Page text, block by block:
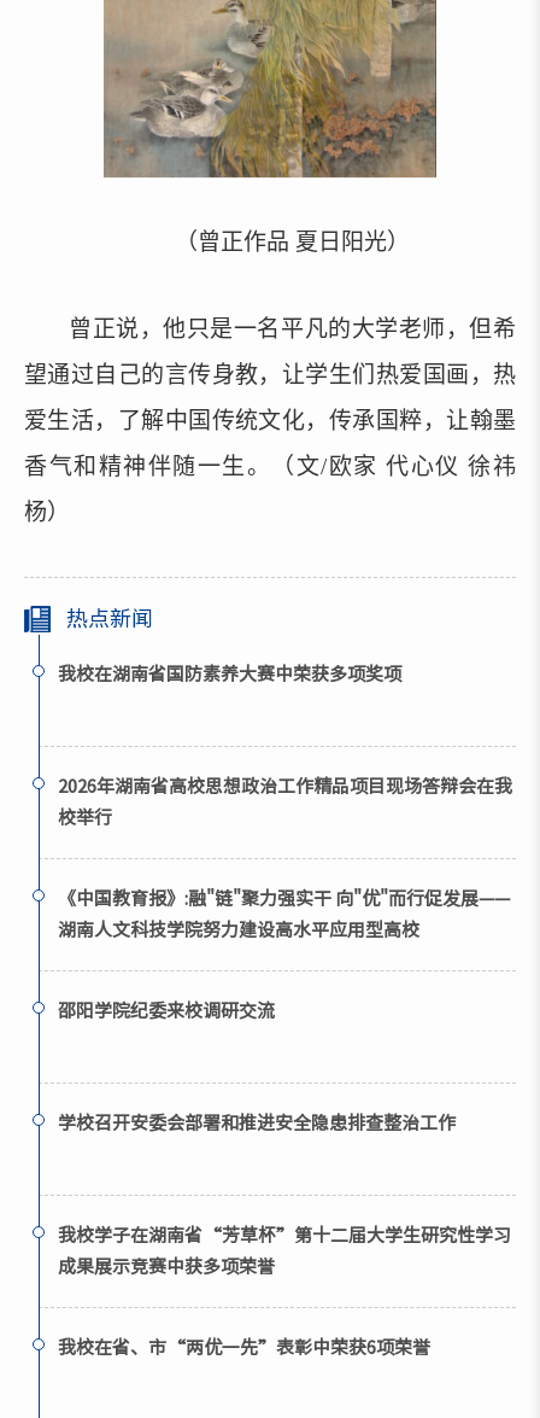
（曾正作品 夏日阳光）
曾正说，他只是一名平凡的大学老师，但希
望通过自己的言传身教，让学生们热爱国画，热
爱生活，了解中国传统文化，传承国粹，让翰墨
香气和精神伴随一生。（文/欧家 代心仪 徐祎
杨）
热点新闻
我校在湖南省国防素养大赛中荣获多项奖项
2026年湖南省高校思想政治工作精品项目现场答辩会在我
校举行
《中国教育报》:融"链"聚力强实干 向"优"而行促发展——
湖南人文科技学院努力建设高水平应用型高校
邵阳学院纪委来校调研交流
学校召开安委会部署和推进安全隐患排查整治工作
我校学子在湖南省“芳草杯”第十二届大学生研究性学习
成果展示竞赛中获多项荣誉
我校在省、市“两优一先”表彰中荣获6项荣誉